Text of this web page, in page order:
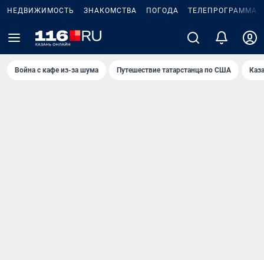
НЕДВИЖИМОСТЬ ЗНАКОМСТВА ПОГОДА ТЕЛЕПРОГРАММА
Война с кафе из-за шума Путешествие татарстанца по США